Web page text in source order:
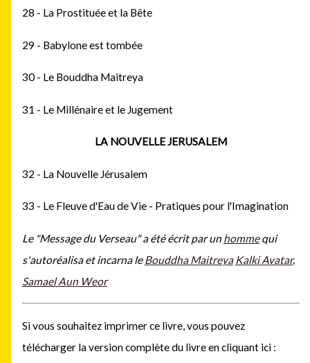
28 - La Prostituée et la Bête
29 - Babylone est tombée
30 - Le Bouddha Maitreya
31 - Le Millénaire et le Jugement
LA NOUVELLE JERUSALEM
32 - La Nouvelle Jérusalem
33 - Le Fleuve d'Eau de Vie - Pratiques pour l'Imagination
Le "Message du Verseau" a été écritpar un hommequi
s'autoréalisa et incarna leBouddha Maitreya Kalki Avatar,
Samael Aun Weor
Si vous souhaitez imprimer ce livre, vous pouvez
télécharger la version complète du livre encliquant ici :